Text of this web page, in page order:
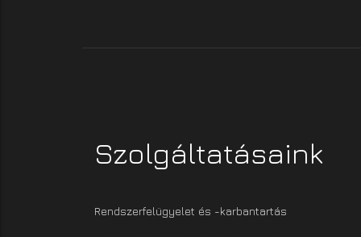
Szolgáltatásaink
Rendszerfelügyelet és -karbantartás